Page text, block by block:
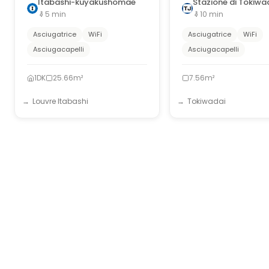
5 min
Asciugatrice
WiFi
Asciugacapelli
1DK 25.66m²
Louvre Itabashi
10 min
Asciugatrice
WiFi
Asciugacapelli
7.56m²
Tokiwadai